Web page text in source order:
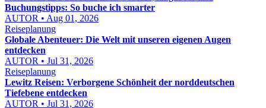
Buchungstipps: So buche ich smarter
AUTOR • Aug 01, 2026
Reiseplanung
Globale Abenteuer: Die Welt mit unseren eigenen Augen
entdecken
AUTOR • Jul 31, 2026
Reiseplanung
Lewitz Reisen: Verborgene Schönheit der norddeutschen
Tiefebene entdecken
AUTOR • Jul 31, 2026